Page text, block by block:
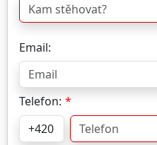
Email:
Telefon: